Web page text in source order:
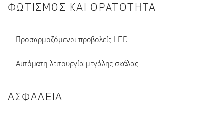
ΦΩΤΙΣΜΌΣ ΚΑΙ ΟΡΑΤΌΤΗΤΑ
Προσαρμοζόμενοι προβολείς LED
Αυτόματη λειτουργία μεγάλης σκάλας
ΑΣΦΆΛΕΙΑ